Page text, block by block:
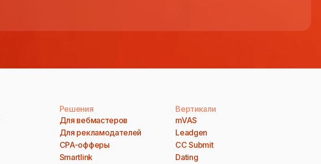
Решения
Для вебмастеров
Для рекламодателей
CPA-офферы
Smartlink
Вертикали
mVAS
Leadgen
CC Submit
Dating